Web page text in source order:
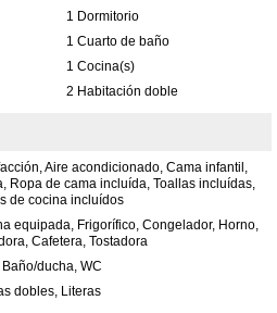
1 Dormitorio
1 Cuarto de baño
1 Cocina(s)
2 Habitación doble
Aire acondicionado, Cama infantil,
Ropa de cama incluída, Toallas incluídas,
de cocina incluídos
equipada, Frigorífico, Congelador, Horno,
Cafetera, Tostadora
Baño/ducha, WC
dobles, Literas